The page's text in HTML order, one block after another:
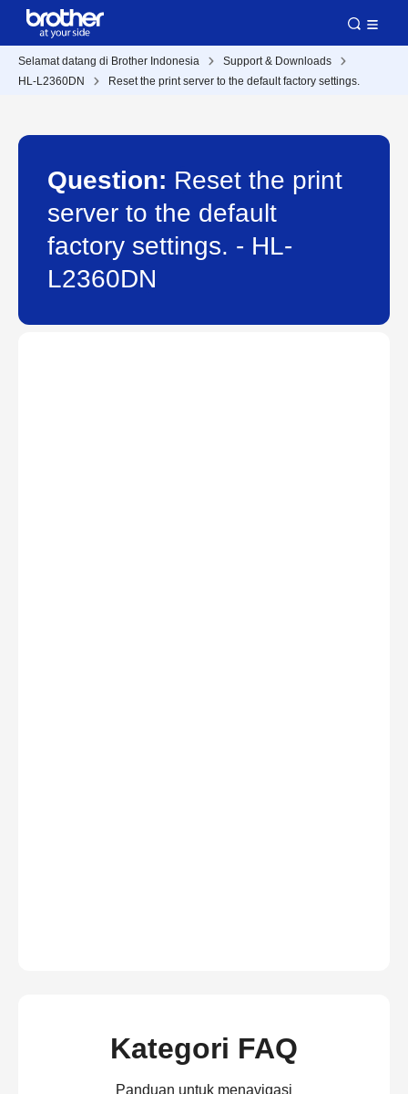
Selamat datang di Brother Indonesia
Support & Downloads
HL-L2360DN
Reset the print server to the default factory settings.
Question: Reset the print
server to the default
factory settings. - HL-
L2360DN
Kategori FAQ
Panduan untuk menavigasi